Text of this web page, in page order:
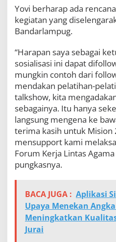
Yovi berharap ada
kegiatan yang
Bandarlampug.
“Harapan saya sebagai
sosialisasi ini dapat
mungkin contoh dari
mendakan pelatihan-
talkshow, kita
sebagainya. Itu hanya
langsung mengena ke
terima kasih untuk Mision
mensupport kami
Forum Kerja Lintas
pungkasnya.
BACA JUGA : Aplikasi
Upaya Menekan
Meningkatkan
Jurai